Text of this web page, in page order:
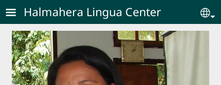
Skip to main content
Halmahera Lingua Center